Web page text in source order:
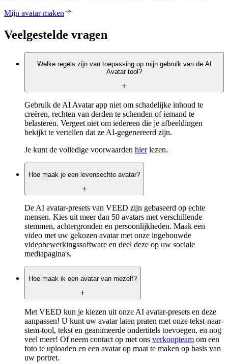
Mijn avatar maken
Veelgestelde vragen
Welke regels zijn van toepassing op mijn gebruik van de AI
Avatar tool?
Gebruik de AI Avatar app niet om schadelijke inhoud te
creëren, rechten van derden te schenden of iemand te
belasteren. Vergeet niet om iedereen die je afbeeldingen
bekijkt te vertellen dat ze AI-gegenereerd zijn.
Je kunt de volledige voorwaarden hierlezen.
Hoe maak je een levensechte avatar?
De AI avatar-presets van VEED zijn gebaseerd op echte
mensen. Kies uit meer dan 50 avatars met verschillende
stemmen, achtergronden en persoonlijkheden. Maak een
video met uw gekozen avatar met onze ingebouwde
videobewerkingssoftware en deel deze op uw sociale
mediapagina's.
Hoe maak ik een avatar van mezelf?
Met VEED kun je kiezen uit onze AI avatar-presets en deze
aanpassen! U kunt uw avatar laten praten met onze tekst-naar-
stem-tool, tekst en geanimeerde ondertitels toevoegen, en nog
veel meer! Of neem contact op met ons verkoopteam om een
foto te uploaden en een avatar op maat te maken op basis van
uw portret.